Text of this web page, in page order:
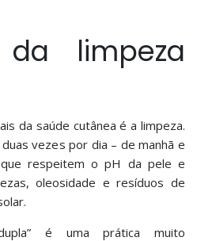
limpeza
da saúde cutânea é a limpeza.
vezes por dia – de manhã e
respeitem o pH da pele e
oleosidade e resíduos de
é uma prática muito